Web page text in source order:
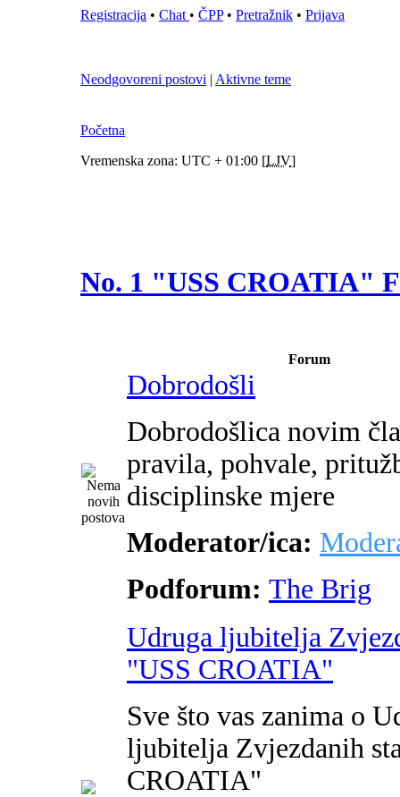
Registracija • Chat • ČPP• Pretražnik • Prijava
Neodgovoreni postovi | Aktivne teme
Početna
Vremenska zona: UTC + 01:00 [LJV]
No. 1 "USS CROATIA"
Forum
Dobrodošli
Dobrodošlica novim
pravila, pohvale,
disciplinske mjere
Moderator/ica:
Podforum: The Brig
Udruga ljubitelja
"USS CROATIA"
Sve što vas zanima o
ljubitelja Zvjezdanih
CROATIA"